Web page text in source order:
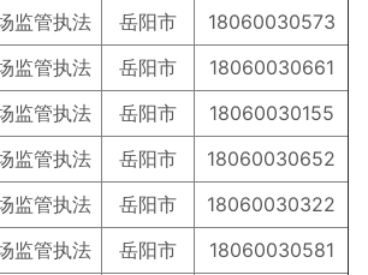
监管执法 岳阳市
18060030573
监管执法 岳阳市
18060030661
监管执法 岳阳市
18060030155
监管执法 岳阳市
18060030652
监管执法 岳阳市
18060030322
监管执法 岳阳市
18060030581